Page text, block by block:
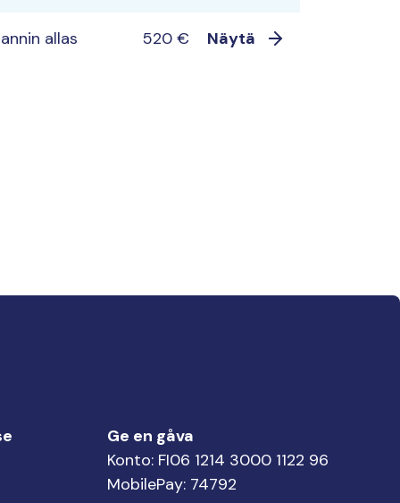
allas 520 € Näytä
Ge en gåva
Konto: FI06 1214 3000 1122 96
MobilePay: 74792